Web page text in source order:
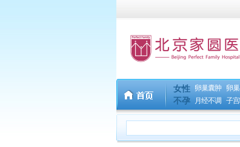
女性
不孕
卵巢囊肿
月经不调
卵
子